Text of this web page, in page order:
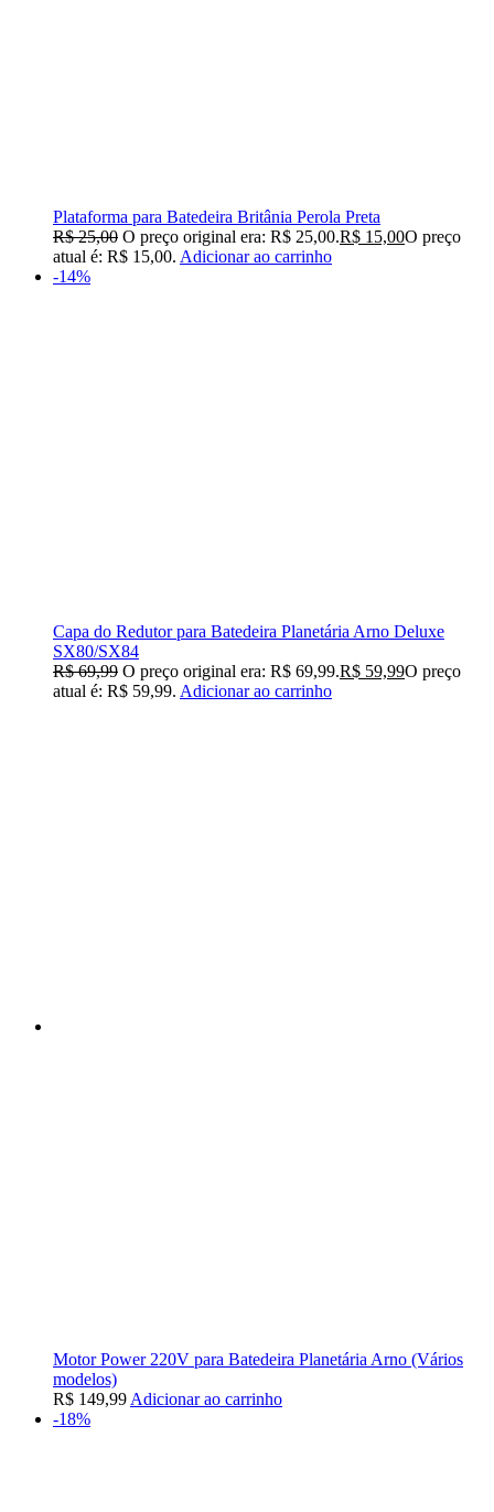
Plataforma para Batedeira Britânia Perola Preta
R$25,00 O preço original era: R$ 25,00.R$ 15,00O preço
atual é: R$ 15,00. Adicionar ao carrinho
-14%
Capa do Redutor para Batedeira Planetária Arno Deluxe
SX80/SX84
R$69,99 O preço original era: R$ 69,99.R$ 59,99O preço
atual é: R$ 59,99. Adicionar ao carrinho
Motor Power 220V para Batedeira Planetária Arno (Vários
modelos)
R$ 149,99 Adicionar ao carrinho
-18%